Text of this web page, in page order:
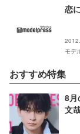
恋
モデ
おすすめ特集
8月
文